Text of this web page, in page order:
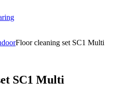
Floor cleaning set SC1 Multi
SC1 Multi